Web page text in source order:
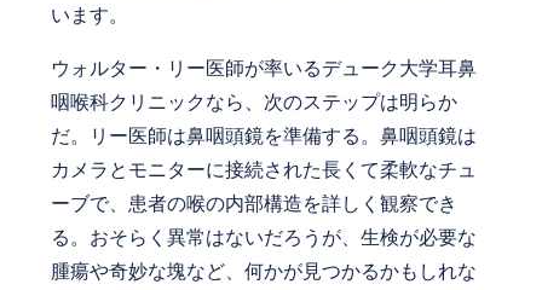
います。
ウォルター・リー医師が率いるデューク大学耳鼻
咽喉科クリニックなら、次のステップは明らか
だ。リー医師は鼻咽頭鏡を準備する。鼻咽頭鏡は
カメラとモニターに接続された長くて柔軟なチュ
ーブで、患者の喉の内部構造を詳しく観察でき
る。おそらく異常はないだろうが、生検が必要な
腫瘍や奇妙な塊など、何かが見つかるかもしれな